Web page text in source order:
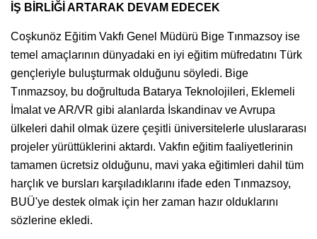
İŞ BİRLİĞİ ARTARAK DEVAM EDECEK
Coşkunöz Eğitim Vakfı Genel Müdürü Bige Tınmazsoy ise
temel amaçlarının dünyadaki en iyi eğitim müfredatını Türk
gençleriyle buluşturmak olduğunu söyledi. Bige
Tınmazsoy, bu doğrultuda Batarya Teknolojileri, Eklemeli
İmalat ve AR/VR gibi alanlarda İskandinav ve Avrupa
ülkeleri dahil olmak üzere çeşitli üniversitelerle uluslararası
projeler yürüttüklerini aktardı. Vakfın eğitim faaliyetlerinin
tamamen ücretsiz olduğunu, mavi yaka eğitimleri dahil tüm
harçlık ve bursları karşıladıklarını ifade eden Tınmazsoy,
BUÜ'ye destek olmak için her zaman hazır olduklarını
sözlerine ekledi.